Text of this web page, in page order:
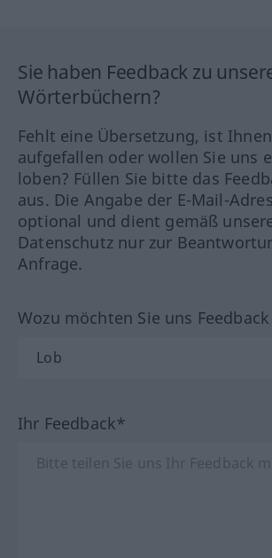
Sie haben Feedback zu
Wörterbüchern?
Fehlt eine Übersetzung, ist
aufgefallen oder wollen Sie uns
loben? Füllen Sie bitte das
aus. Die Angabe der E-Mail-
optional und dient gemäß
Datenschutz nur zur
Anfrage.
Wozu möchten Sie uns
Ihr Feedback*